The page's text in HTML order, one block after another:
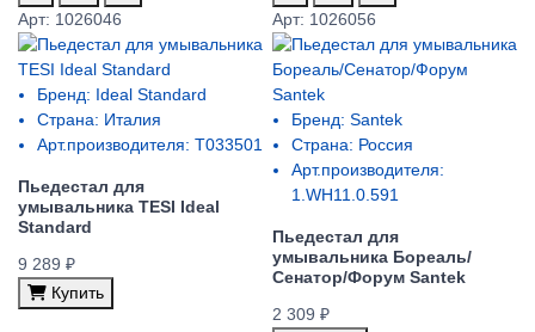
Арт: 1026046
Бренд: Ideal Standard
Страна: Италия
Арт.производителя: T033501
Пьедестал для
умывальника TESI Ideal
Standard
9 289 ₽
Купить
Арт: 1026056
Бренд: Santek
Страна: Россия
Арт.производителя:
1.WH11.0.591
Пьедестал для
умывальника Бореаль/
Сенатор/Форум Santek
2 309 ₽